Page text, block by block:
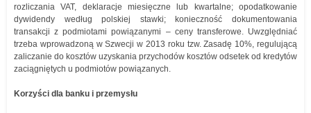
rozliczania VAT, deklaracje miesięczne lub kwartalne; opodatkowanie
dywidendy według polskiej stawki; konieczność dokumentowania
transakcji z podmiotami powiązanymi – ceny transferowe. Uwzględniać
trzeba wprowadzoną w Szwecji w 2013 roku tzw. Zasadę 10%, regulującą
zaliczanie do kosztów uzyskania przychodów kosztów odsetek od kredytów
zaciągniętych u podmiotów powiązanych.
Korzyści dla banku i przemysłu